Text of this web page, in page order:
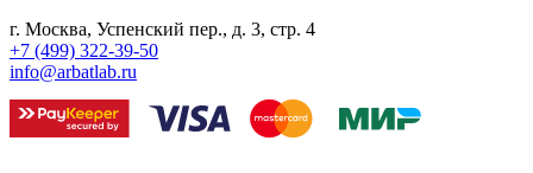
г. Москва, Успенский пер., д. 3, стр. 4
+7 (499) 322-39-50
info@arbatlab.ru